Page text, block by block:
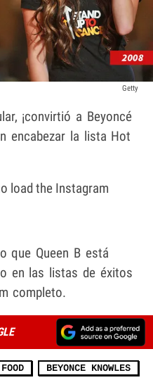
Getty
¡convirtió a Beyoncé
encabezar la lista Hot
load the Instagram
que Queen B está
en las listas de éxitos
completo.
BEYONCE KNOWLES